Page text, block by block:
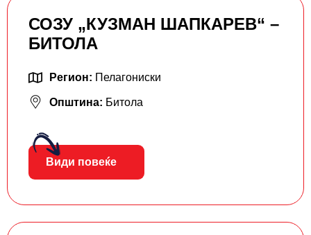
СОЗУ „КУЗМАН ШАПКАРЕВ“ –
БИТОЛА
Регион: Пелагониски
Општина: Битола
Види повеќе